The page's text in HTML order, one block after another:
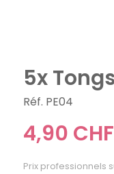
5x
Réf. PE04
4,90 CHF
Prix professionnels